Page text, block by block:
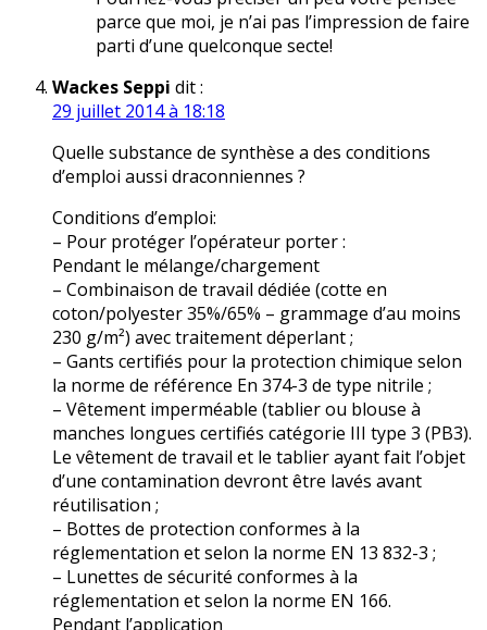
parce que moi, je n’ai pas l’impression de faire
parti d’une quelconque secte!
Wackes Seppi dit :
29 juillet 2014 à 18:18
Quelle substance de synthèse a des conditions
d’emploi aussi draconniennes ?
Conditions d’emploi:
– Pour protéger l’opérateur porter :
Pendant le mélange/chargement
– Combinaison de travail dédiée (cotte en
coton/polyester 35%/65% – grammage d’au moins
230 g/m²) avec traitement déperlant ;
– Gants certifiés pour la protection chimique selon
la norme de référence En 374-3 de type nitrile ;
– Vêtement imperméable (tablier ou blouse à
manches longues certifiés catégorie III type 3 (PB3).
Le vêtement de travail et le tablier ayant fait l’objet
d’une contamination devront être lavés avant
réutilisation ;
– Bottes de protection conformes à la
réglementation et selon la norme EN 13 832-3 ;
– Lunettes de sécurité conformes à la
réglementation et selon la norme EN 166.
Pendant l’application